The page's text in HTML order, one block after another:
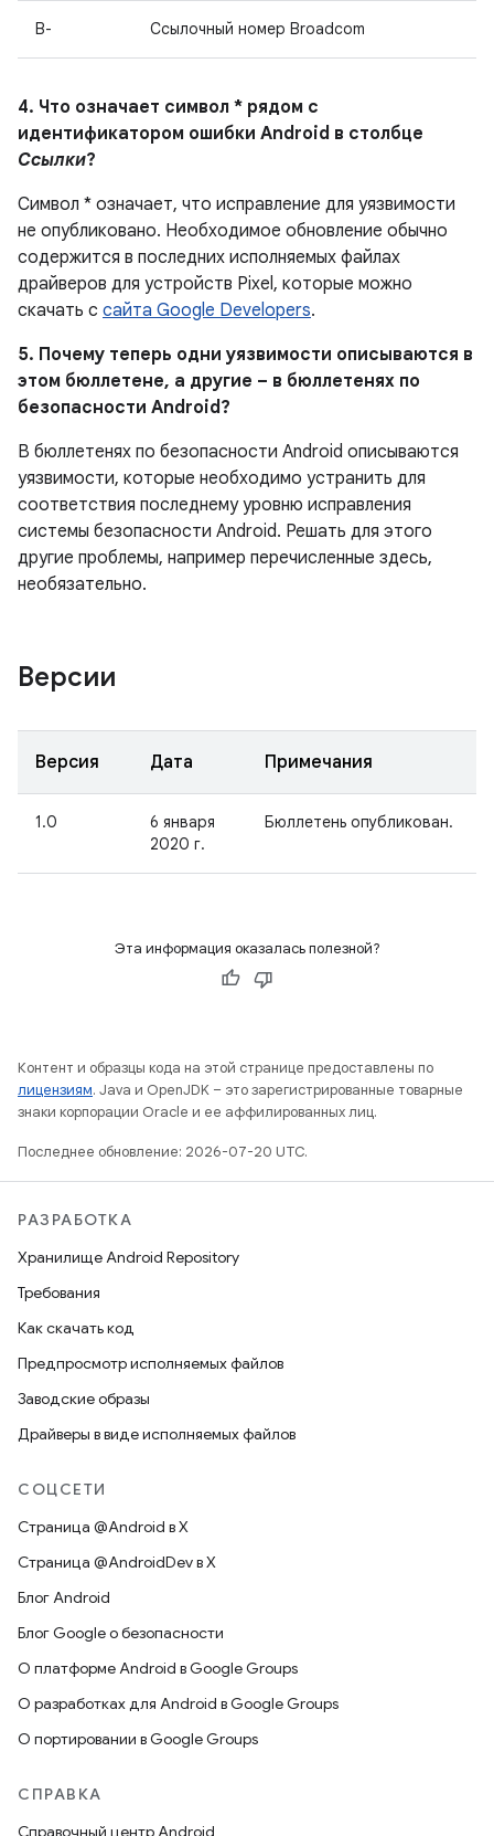
B- Ссылочный номер Broadcom
4. Что означает символ * рядом с
идентификатором ошибки Android в столбце
Ссылки?
Символ * означает, что исправление для уязвимости
не опубликовано. Необходимое обновление обычно
содержится в последних исполняемых файлах
драйверов для устройств Pixel, которые можно
скачать с сайта Google Developers.
5. Почему теперь одни уязвимости описываются в
этом бюллетене, а другие – в бюллетенях по
безопасности Android?
В бюллетенях по безопасности Android описываются
уязвимости, которые необходимо устранить для
соответствия последнему уровню исправления
системы безопасности Android. Решать для этого
другие проблемы, например перечисленные здесь,
необязательно.
Версии
Версия Дата Примечания
1.0
6 января
2020 г.
Бюллетень опубликован.
Эта информация оказалась полезной?
Контент и образцы кода на этой странице предоставлены по
лицензиям. Java и OpenJDK – это зарегистрированные товарные
знаки корпорации Oracle и ее аффилированных лиц.
Последнее обновление: 2026-07-20 UTC.
РАЗРАБОТКА
Хранилище Android Repository
Требования
Как скачать код
Предпросмотр исполняемых файлов
Заводские образы
Драйверы в виде исполняемых файлов
СОЦСЕТИ
Страница @Android в X
Страница @AndroidDev в X
Блог Android
Блог Google о безопасности
О платформе Android в Google Groups
О разработках для Android в Google Groups
О портировании в Google Groups
СПРАВКА
Справочный центр Android